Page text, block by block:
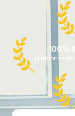
100%
plateforme